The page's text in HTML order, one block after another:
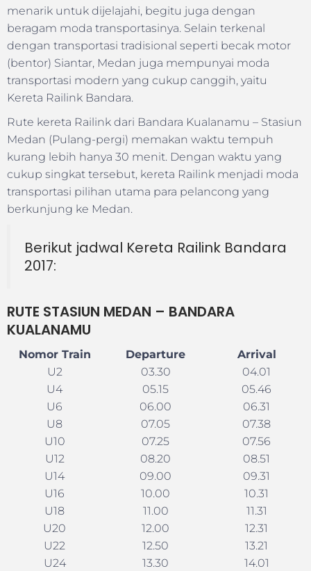
menarik untuk dijelajahi, begitu juga dengan
beragam moda transportasinya. Selain terkenal
dengan transportasi tradisional seperti becak motor
(bentor) Siantar, Medan juga mempunyai moda
transportasi modern yang cukup canggih, yaitu
Kereta Railink Bandara.
Rute kereta Railink dari Bandara Kualanamu – Stasiun
Medan (Pulang-pergi) memakan waktu tempuh
kurang lebih hanya 30 menit. Dengan waktu yang
cukup singkat tersebut, kereta Railink menjadi moda
transportasi pilihan utama para pelancong yang
berkunjung ke Medan.
Berikut jadwal Kereta Railink Bandara
2017:
RUTE STASIUN MEDAN – BANDARA
KUALANAMU
Nomor Train Departure
Arrival
U2
03.30
04.01
U4
05.15
05.46
U6
06.00
06.31
U8
07.05
07.38
U10
07.25
07.56
U12
08.20
08.51
U14
09.00
09.31
U16
10.00
10.31
U18
11.00
11.31
U20
12.00
12.31
U22
12.50
13.21
U24
13.30
14.01